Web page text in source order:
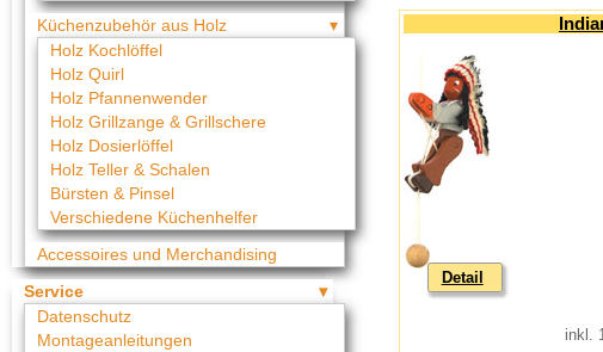
Küchenzubehör aus Holz
Holz Kochlöffel
Holz Quirl
Holz Pfannenwender
Holz Grillzange & Grillschere
Holz Dosierlöffel
Holz Teller & Schalen
Bürsten & Pinsel
Verschiedene Küchenhelfer
Accessoires und Merchandising
Service
Datenschutz
Montageanleitungen
Detail
inkl.